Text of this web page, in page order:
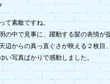
ち
て素敵ですね。
の中で見事に、躍動する髪の表情が
辺からの真っ直ぐさが映える２枚目
い写真ばかりで感動しました。